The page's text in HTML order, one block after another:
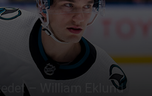
– William Eklund